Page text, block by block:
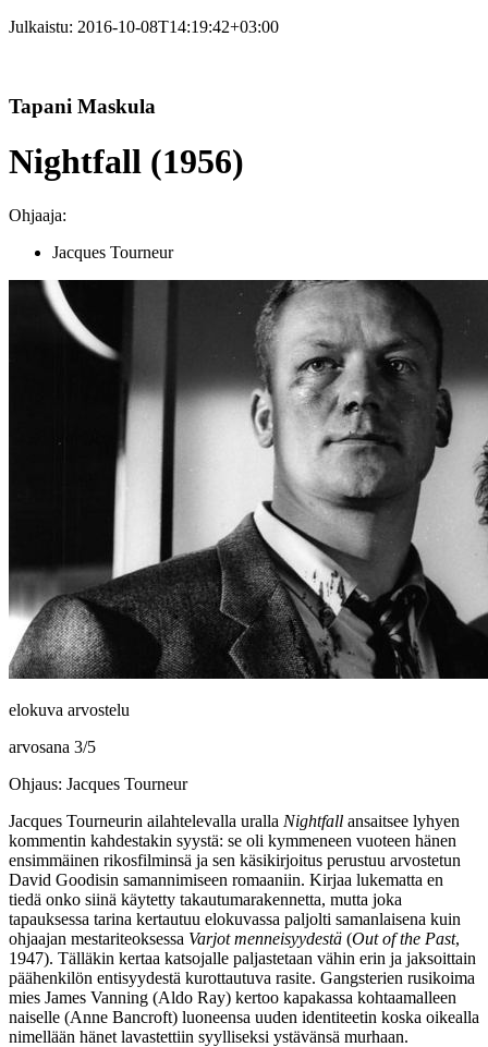
Julkaistu: 2016-10-08T14:19:42+03:00
Tapani Maskula
Nightfall (1956)
Ohjaaja:
Jacques Tourneur
elokuva arvostelu
arvosana 3/5
Ohjaus: Jacques Tourneur
Jacques Tourneurin ailahtelevalla uralla Nightfall ansaitsee lyhyen
kommentin kahdestakin syystä: se oli kymmeneen vuoteen hänen
ensimmäinen rikosfilminsä ja sen käsikirjoitus perustuu arvostetun
David Goodisin samannimiseen romaaniin. Kirjaa lukematta en
tiedä onko siinä käytetty takautumarakennetta, mutta joka
tapauksessa tarina kertautuu elokuvassa paljolti samanlaisena kuin
ohjaajan mestariteoksessa Varjot menneisyydestä (Out of the Past,
1947). Tälläkin kertaa katsojalle paljastetaan vähin erin ja jaksoittain
päähenkilön entisyydestä kurottautuva rasite. Gangsterien rusikoima
mies James Vanning (Aldo Ray) kertoo kapakassa kohtaamalleen
naiselle (Anne Bancroft) luoneensa uuden identiteetin koska oikealla
nimellään hänet lavastettiin syylliseksi ystävänsä murhaan.